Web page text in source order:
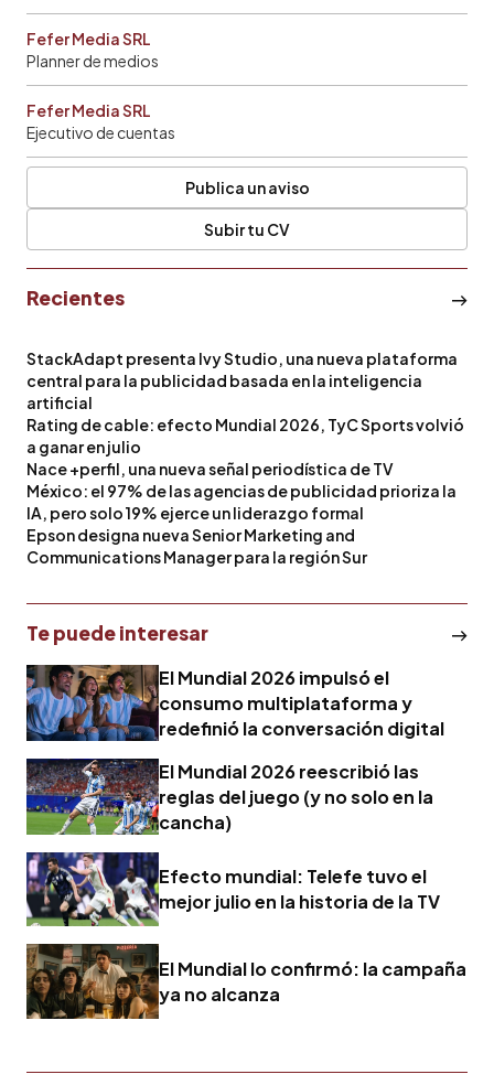
Fefer Media SRL
Planner de medios
Fefer Media SRL
Ejecutivo de cuentas
Publica un aviso
Subir tu CV
Recientes
StackAdapt presenta Ivy Studio, una nueva plataforma
central para la publicidad basada en la inteligencia
artificial
Rating de cable: efecto Mundial 2026, TyC Sports volvió
a ganar en julio
Nace +perfil, una nueva señal periodística de TV
México: el 97% de las agencias de publicidad prioriza la
IA, pero solo 19% ejerce un liderazgo formal
Epson designa nueva Senior Marketing and
Communications Manager para la región Sur
Te puede interesar
El Mundial 2026 impulsó el
consumo multiplataforma y
redefinió la conversación digital
El Mundial 2026 reescribió las
reglas del juego (y no solo en la
cancha)
Efecto mundial: Telefe tuvo el
mejor julio en la historia de la TV
El Mundial lo confirmó: la campaña
ya no alcanza